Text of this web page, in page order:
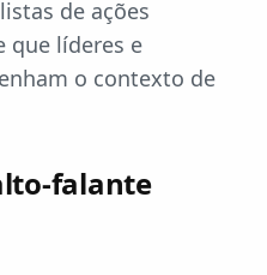
de ações
que líderes e
o contexto de
falante